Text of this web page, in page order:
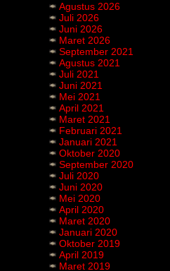
Agustus 2026
Juli 2026
Juni 2026
Maret 2026
September 2021
Agustus 2021
Juli 2021
Juni 2021
Mei 2021
April 2021
Maret 2021
Februari 2021
Januari 2021
Oktober 2020
September 2020
Juli 2020
Juni 2020
Mei 2020
April 2020
Maret 2020
Januari 2020
Oktober 2019
April 2019
Maret 2019